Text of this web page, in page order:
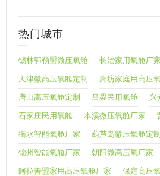
热门城市
锡林郭勒盟微压氧舱 长治家用氧舱厂家
天津微高压氧舱定制 廊坊家庭用高压
唐山高压氧舱定制 吕梁民用氧舱 兴
石家庄民用氧舱 本溪微压氧舱厂家
衡水智能氧舱厂家 葫芦岛微压氧舱定制
锦州智能氧舱厂家 朝阳微高压氧厂家
阿拉善盟家用高压氧舱厂家 保定高压